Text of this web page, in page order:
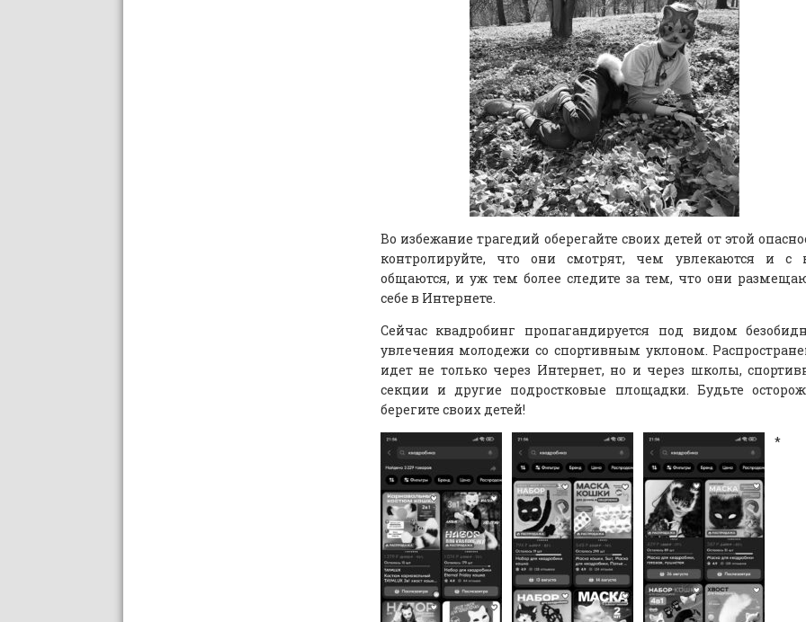
Во избежание трагедий оберегайте своих детей от этой
контролируйте, что они смотрят, чем увлекаются и с
общаются, и уж тем более следите за тем, что они
себе в Интернете.
Сейчас квадробинг пропагандируется под видом
увлечения молодежи со спортивным уклоном.
идет не только через Интернет, но и через школы,
секции и другие подростковые площадки. Будьте
берегите своих детей!
*